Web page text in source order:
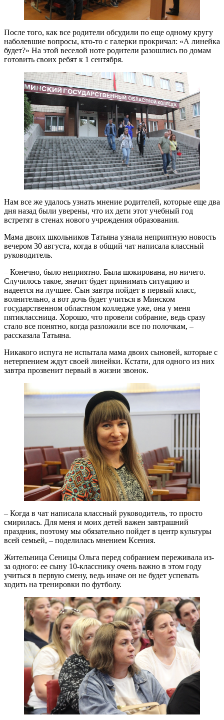
После того, как все родители обсудили по еще одному кругу
наболевшие вопросы, кто-то с галерки прокричал: «А линейка
будет?» На этой веселой ноте родители разошлись по домам
готовить своих ребят к 1 сентября.
Нам все же удалось узнать мнение родителей, которые еще два
дня назад были уверены, что их дети этот учебный год
встретят в стенах нового учреждения образования.
Мама двоих школьников Татьяна узнала неприятную новость
вечером 30 августа, когда в общий чат написала классный
руководитель.
– Конечно, было неприятно. Была шокирована, но ничего.
Случилось такое, значит будет принимать ситуацию и
надеется на лучшее. Сын завтра пойдет в первый класс,
волнительно, а вот дочь будет учиться в Минском
государственном областном колледже уже, она у меня
пятиклассница. Хорошо, что провели собрание, ведь сразу
стало все понятно, когда разложили все по полочкам, –
рассказала Татьяна.
Никакого испуга не испытала мама двоих сыновей, которые с
нетерпением ждут своей линейки. Кстати, для одного из них
завтра прозвенит первый в жизни звонок.
– Когда в чат написала классный руководитель, то просто
смирилась. Для меня и моих детей важен завтрашний
праздник, поэтому мы обязательно пойдет в центр культуры
всей семьей, – поделилась мнением Ксения.
Жительница Сеницы Ольга перед собранием переживала из-
за одного: ее сыну 10-класснику очень важно в этом году
учиться в первую смену, ведь иначе он не будет успевать
ходить на тренировки по футболу.